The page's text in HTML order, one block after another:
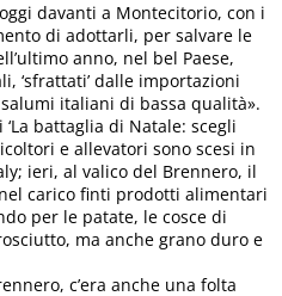
davanti a Montecitorio, con i
di adottarli, per salvare le
anno, nel bel Paese,
‘sfrattati’ dalle importazioni
italiani di bassa qualità».
battaglia di Natale: scegli
e allevatori sono scesi in
ieri, al valico del Brennero, il
carico finti prodotti alimentari
per le patate, le cosce di
ma anche grano duro e
c’era anche una folta